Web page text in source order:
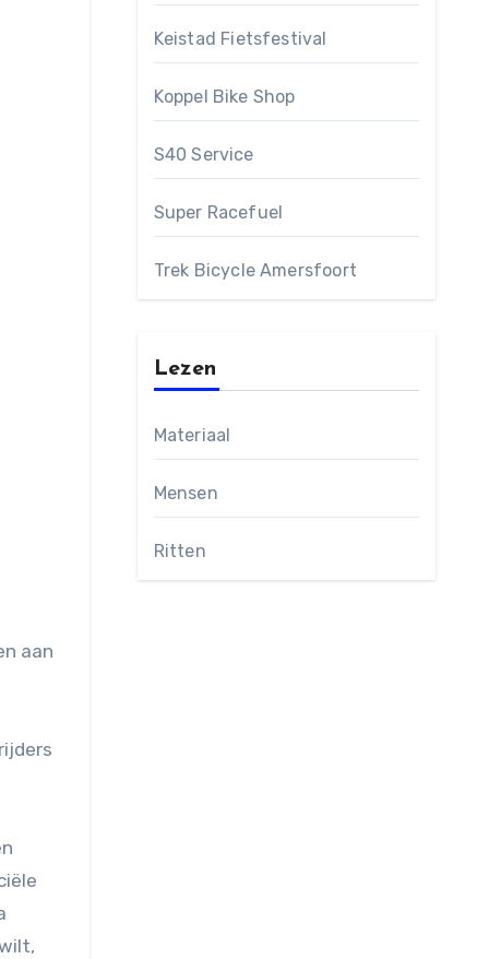
aan
Keistad Fietsfestival
Koppel Bike Shop
S40 Service
Super Racefuel
Trek Bicycle Amersfoort
Lezen
Materiaal
Mensen
Ritten